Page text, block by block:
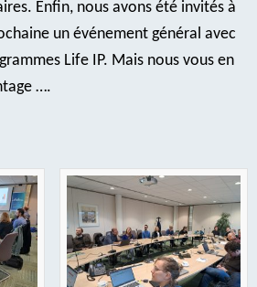
Enfin, nous avons été invités à
un événement général avec
Life IP. Mais nous vous en
….